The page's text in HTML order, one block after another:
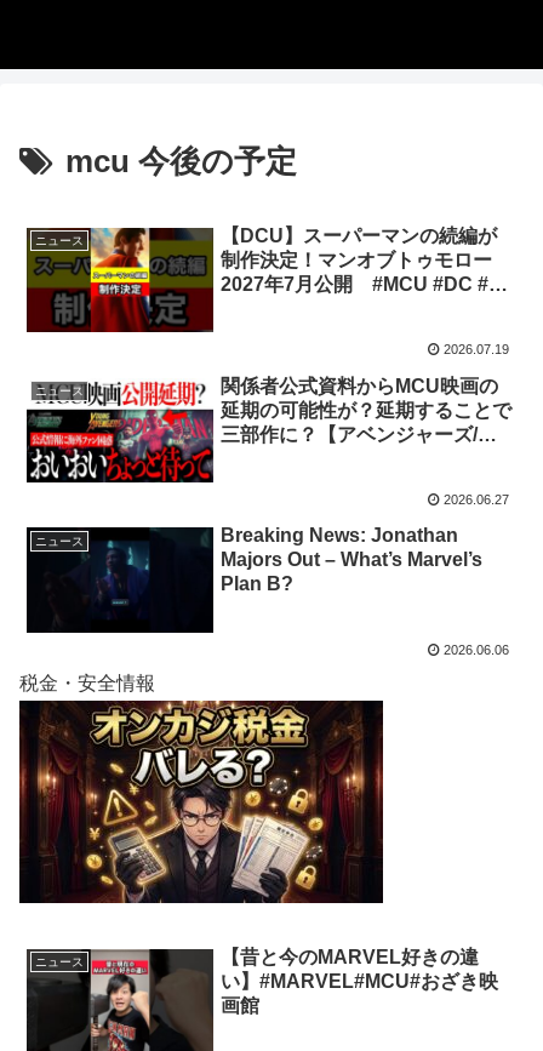
mcu 今後の予定
ニュース
【DCU】スーパーマンの続編が
制作決定！マンオブトゥモロー
2027年7月公開 #MCU #DC #ア
2026.07.19
ニュース
関係者公式資料からMCU映画の
延期の可能性が？延期することで
三部作に？【アベンジャーズ/マ
2026.06.27
ニュース
Breaking News: Jonathan
Majors Out – What’s Marvel’s
Plan B?
2026.06.06
税金・安全情報
ニュース
【昔と今のMARVEL好きの違
い】#MARVEL#MCU#おざき映
画館